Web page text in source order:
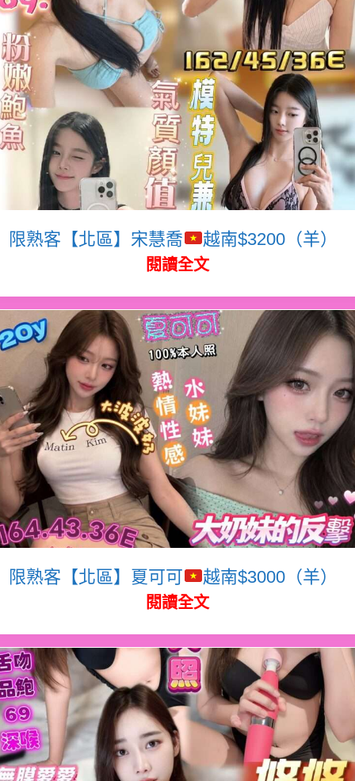
限熟客【北區】宋慧喬 越南$3200（羊）
閱讀全文
限熟客【北區】夏可可 越南$3000（羊）
閱讀全文